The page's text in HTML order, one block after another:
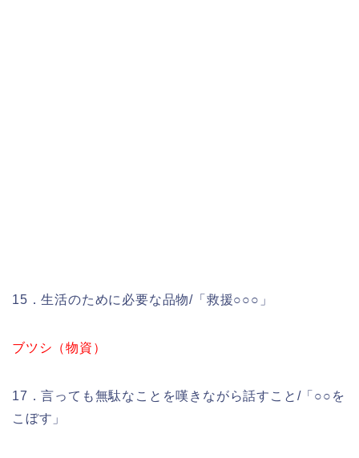
15．生活のために必要な品物/「救援○○○」
ブツシ（物資）
17．言っても無駄なことを嘆きながら話すこと/「○○を
こぼす」